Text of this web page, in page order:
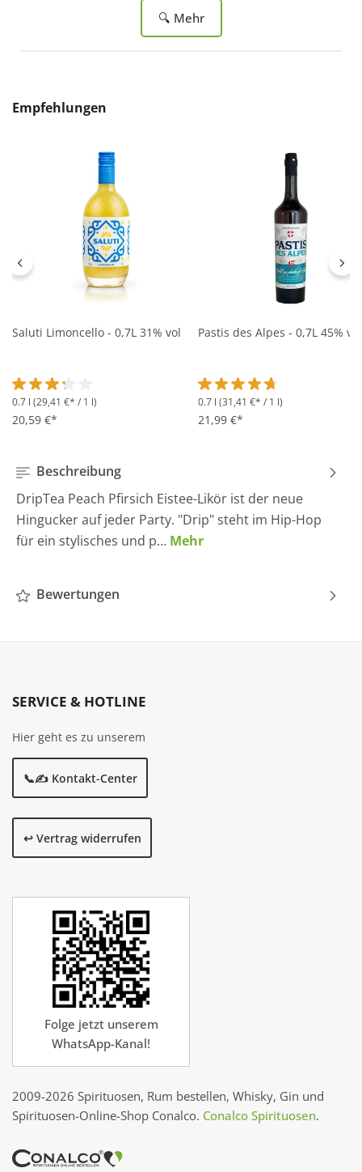
🔍 Mehr
Produktgalerie überspringen
Empfehlungen
Saluti Limoncello - 0,7L 31% vol
Durchschnittliche Bewertung von 3.2 von 5 Sternen
0.7 l (29,41 €* / 1 l)
20,59 €*
Pastis des Alpes - 0,7L 45% vol
Durchschnittliche
0.7 l (31,41 €* / 1 l)
21,99 €*
Beschreibung
DripTea Peach Pfirsich Eistee-Likör ist der neue
Hingucker auf jeder Party. "Drip" steht im Hip-Hop
für ein stylisches und p… Mehr
Bewertungen
SERVICE & HOTLINE
Hier geht es zu unserem
📞✍️ Kontakt-Center
↩️ Vertrag widerrufen
Folge jetzt unserem
WhatsApp-Kanal!
2009-2026 Spirituosen, Rum bestellen, Whisky, Gin und
Spirituosen-Online-Shop Conalco. Conalco Spirituosen.